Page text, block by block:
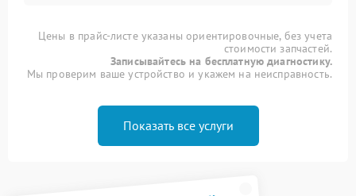
Цены в прайс-листе указаны ориентировочные, без учета
стоимости запчастей.
Записывайтесь на бесплатную диагностику.
Мы проверим ваше устройство и укажем на неисправность.
Показать все услуги